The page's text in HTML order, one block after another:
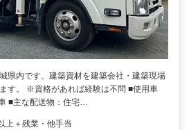
県内です。建築資材を建築会社・建築現場
す。 ※資格があれば経験は不問 ■使用車
■主な配送物：住宅…
上＋残業・他手当